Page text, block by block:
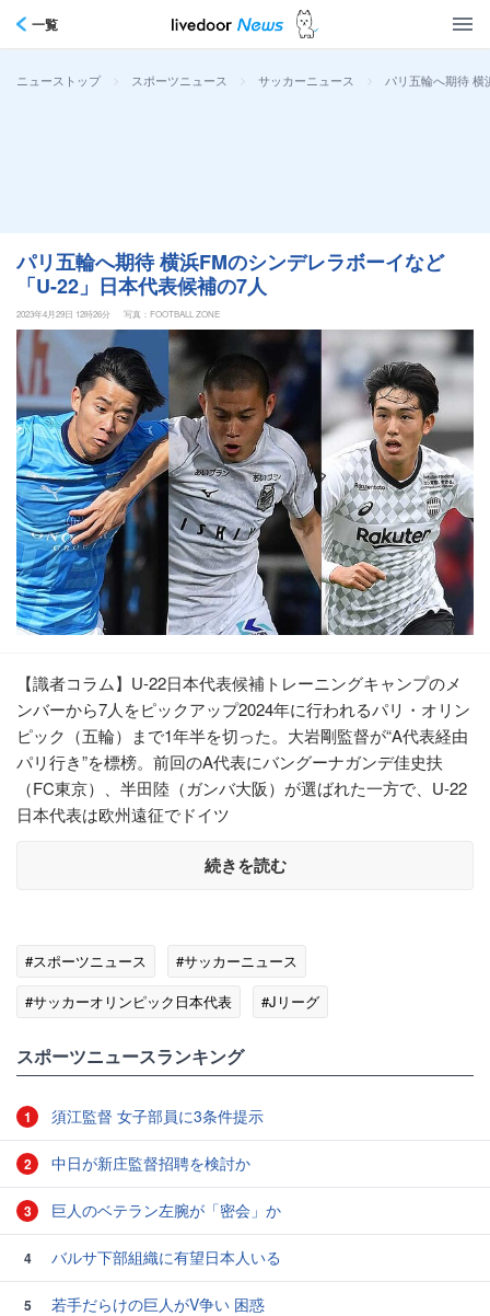
一覧
ニューストップ > スポーツニュース > サッカーニュース > パリ五輪へ期待 横
パリ五輪へ期待 横浜FMのシンデレラボーイなど
「U-22」日本代表候補の7人
2023年4月29日 12時26分 写真：FOOTBALL ZONE
【識者コラム】U-22日本代表候補トレーニングキャンプのメ
ンバーから7人をピックアップ2024年に行われるパリ・オリン
ピック（五輪）まで1年半を切った。大岩剛監督が“A代表経由
パリ行き”を標榜。前回のA代表にバングーナガンデ佳史扶
（FC東京）、半田陸（ガンバ大阪）が選ばれた一方で、U-22
日本代表は欧州遠征でドイツ
続きを読む
#スポーツニュース
#サッカーニュース
#サッカーオリンピック日本代表
#Jリーグ
スポーツニュースランキング
1 須江監督 女子部員に3条件提示
2 中日が新庄監督招聘を検討か
3 巨人のベテラン左腕が「密会」か
4 バルサ下部組織に有望日本人いる
5
若手だらけの巨人がV争い 困惑